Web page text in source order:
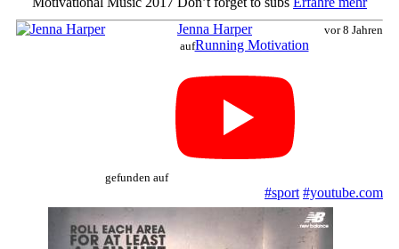
Jenna Harper
vor 8 Jahren
aufRunning Motivation
gefunden auf
#sport #youtube.com